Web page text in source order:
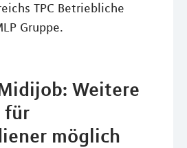
TPC Betriebliche
Gruppe.
Weitere
für
möglich